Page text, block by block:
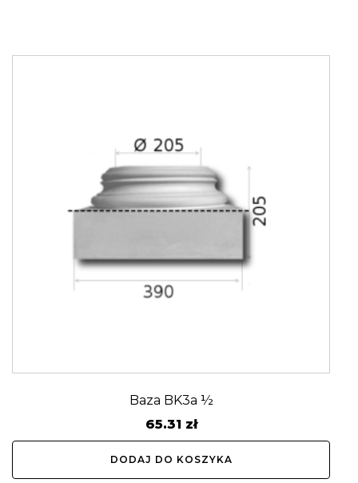
Baza BK3a ½
65.31 zł
DODAJ DO KOSZYKA